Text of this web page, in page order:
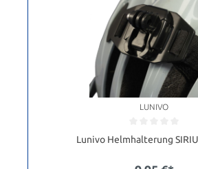
LUNIVO
Lunivo Helmhalterung